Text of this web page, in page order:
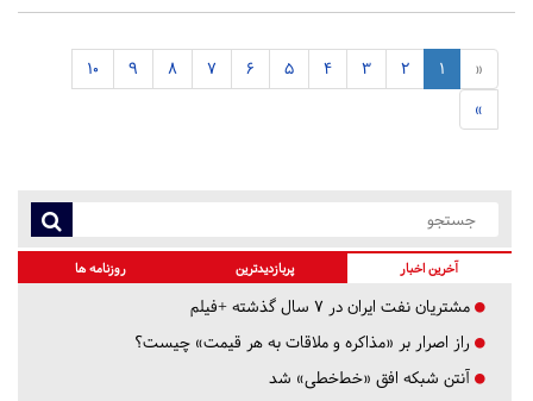
«
1
2
3
4
5
6
7
8
9
10
»
آخرین اخبار پربازدیدترین روزنامه ها
مشتریان نفت ایران در ۷ سال گذشته +فیلم
راز اصرار بر «مذاکره و ملاقات به هر قیمت» چیست؟
آنتن شبکه افق «خط‌خطی» شد